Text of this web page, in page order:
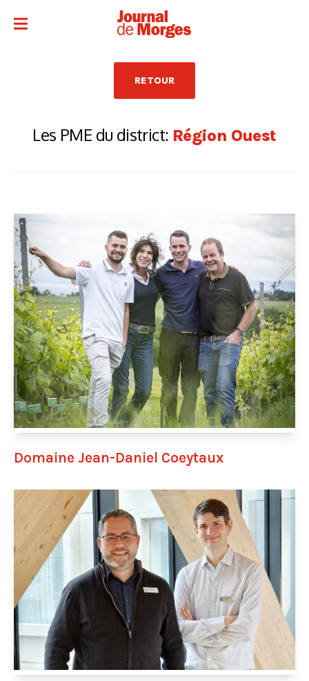
RETOUR
Les PME du district: Région Ouest
Domaine Jean-Daniel Coeytaux